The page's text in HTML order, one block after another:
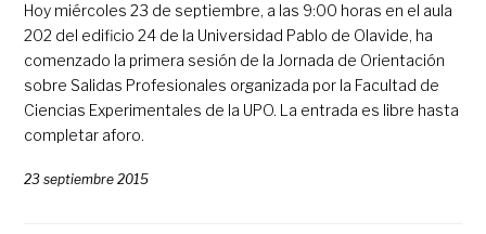
Hoy miércoles 23 de septiembre, a las 9:00 horas en el aula
202 del edificio 24 de la Universidad Pablo de Olavide, ha
comenzado la primera sesión de la Jornada de Orientación
sobre Salidas Profesionales organizada por la Facultad de
Ciencias Experimentales de la UPO. La entrada es libre hasta
completar aforo.
23 septiembre 2015